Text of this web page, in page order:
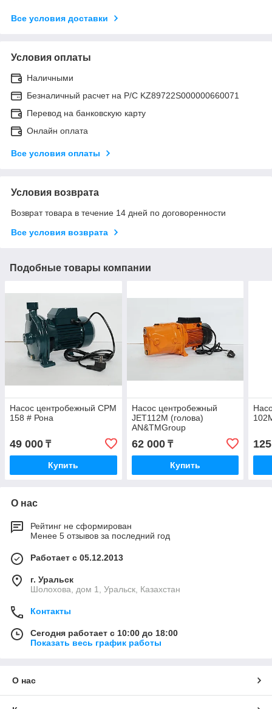
Все условия доставки
Условия оплаты
Наличными
Безналичный расчет на Р/С KZ89722S000000660071
Перевод на банковскую карту
Онлайн оплата
Все условия оплаты
Условия возврата
Возврат товара в течение 14 дней по договоренности
Все условия возврата
Подобные товары компании
Насос центробежный CPM
158 # Рона
49 000 ₸
Купить
Насос центробежный
JET112M (голова)
AN&TMGroup
62 000₸
Купить
О нас
Рейтинг не сформирован
Менее 5 отзывов за последний год
Работает с 05.12.2013
г. Уральск
Шолохова, дом 1, Уральск, Казахстан
Контакты
Сегодня работает с 10:00 до 18:00
Показать весь график работы
О нас